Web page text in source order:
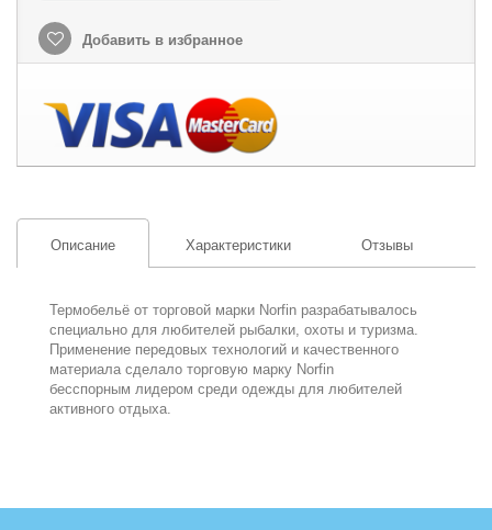
Добавить в избранное
Описание Характеристики Отзывы
Термобельё от торговой марки Norfin разрабатывалось
специально для любителей рыбалки, охоты и туризма.
Применение передовых технологий и качественного
материала сделало торговую марку Norfin
бесспорным лидером среди одежды для любителей
активного отдыха.